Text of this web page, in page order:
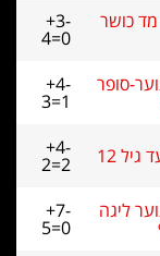
כושר +3-
4=0
סופר +4-
3=1
12
+4-
2=2
ליגה +7-
5=0